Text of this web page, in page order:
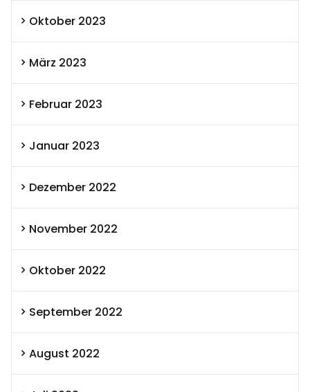
Oktober 2023
März 2023
Februar 2023
Januar 2023
Dezember 2022
November 2022
Oktober 2022
September 2022
August 2022